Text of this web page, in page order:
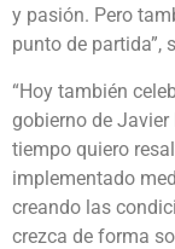
y pasión. Pero
punto de partida”,
“Hoy también
gobierno de
tiempo quiero
implementado
creando las
crezca de forma